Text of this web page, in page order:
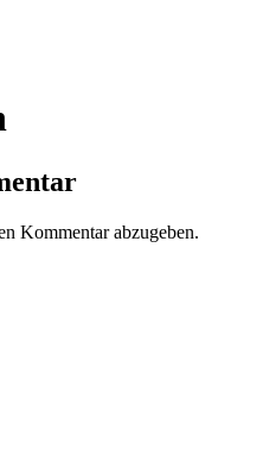
Kommentar abzugeben.